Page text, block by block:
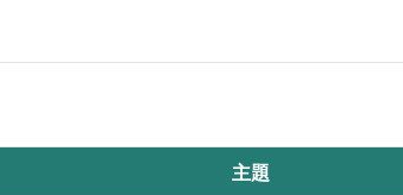
主題